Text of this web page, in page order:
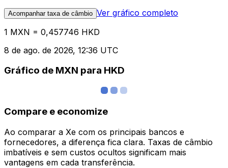
Acompanhar taxa de câmbio Ver gráfico completo
1 MXN = 0,457746 HKD
8 de ago. de 2026, 12:36 UTC
Gráfico de MXN para HKD
Compare e economize
Ao comparar a Xe com os principais bancos e
fornecedores, a diferença fica clara. Taxas de câmbio
imbatíveis e sem custos ocultos significam mais
vantagens em cada transferência.